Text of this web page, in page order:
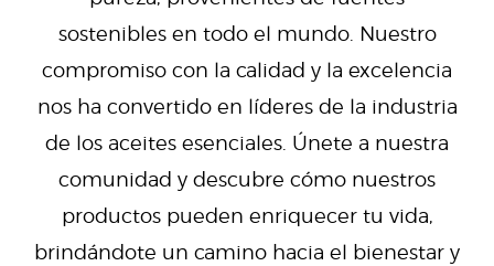
sostenibles en todo el mundo. Nuestro
compromiso con la calidad y la excelencia
nos ha convertido en líderes de la industria
de los aceites esenciales. Únete a nuestra
comunidad y descubre cómo nuestros
productos pueden enriquecer tu vida,
brindándote un camino hacia el bienestar y